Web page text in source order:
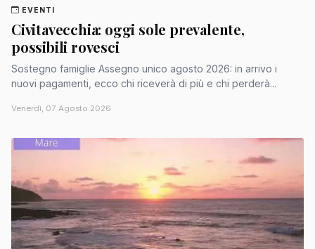
EVENTI
Civitavecchia: oggi sole prevalente,
possibili rovesci
Sostegno famiglie Assegno unico agosto 2026: in arrivo i
nuovi pagamenti, ecco chi riceverà di più e chi perderà...
Venerdì, 07 Agosto 2026